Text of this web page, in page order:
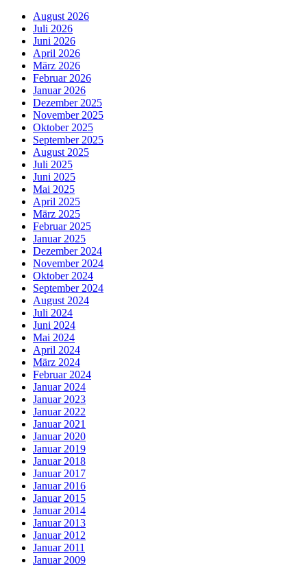
August 2026
Juli 2026
Juni 2026
April 2026
März 2026
Februar 2026
Januar 2026
Dezember 2025
November 2025
Oktober 2025
September 2025
August 2025
Juli 2025
Juni 2025
Mai 2025
April 2025
März 2025
Februar 2025
Januar 2025
Dezember 2024
November 2024
Oktober 2024
September 2024
August 2024
Juli 2024
Juni 2024
Mai 2024
April 2024
März 2024
Februar 2024
Januar 2024
Januar 2023
Januar 2022
Januar 2021
Januar 2020
Januar 2019
Januar 2018
Januar 2017
Januar 2016
Januar 2015
Januar 2014
Januar 2013
Januar 2012
Januar 2011
Januar 2009